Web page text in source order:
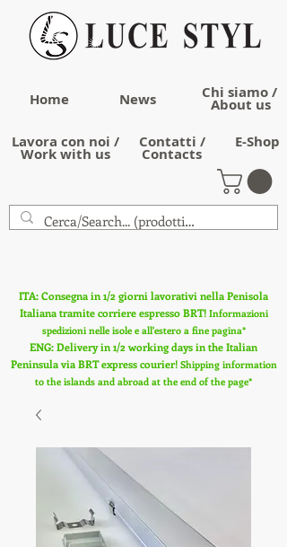
Home News Chi siamo /
About us
Lavora con noi /
Work with us
Contatti /
Contacts
E-Shop
ITA: Consegna in 1/2 giorni lavorativi nella Penisola
Italiana tramite corriere espresso BRT! Informazioni
spedizioni nelle isole e all'estero a fine pagina*
ENG: Delivery in 1/2 working days in the Italian
Peninsula via BRT express courier! Shipping information
to the islands and abroad at the end of the page*